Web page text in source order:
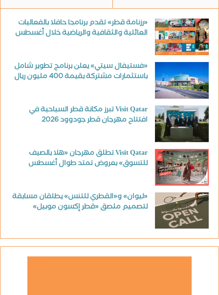
«رزنامة قطر» تقدم برنامجا حافلا بالفعاليات
العائلية والثقافية والرياضية خلال أغسطس
«فستيفال سيتي» يعلن برنامج تطوير شامل
باستثمارات مشتركة بقيمة 400 مليون ريال
Visit Qatar تبرز مكانة قطر السياحية في
افتتاح مهرجان قطر جودوود 2026
Visit Qatar تطلق مهرجان «هلا بالصيف
للتسوق» بعروض تمتد طوال أغسطس
«ليوان» و«القطري للتنس» يطلقان مسابقة
لتصميم ملصق «قطر إكسون موبيل»